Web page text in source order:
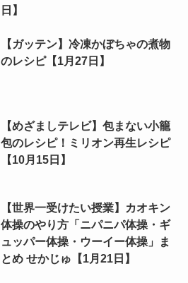
日】
【ガッテン】冷凍かぼちゃの煮物
のレシピ【1月27日】
【めざましテレビ】包まない小籠
包のレシピ！ミリオン再生レシピ
【10月15日】
【世界一受けたい授業】カオキン
体操のやり方「ニパニパ体操・ギ
ュッパー体操・ウーイー体操」ま
とめ せかじゅ【1月21日】